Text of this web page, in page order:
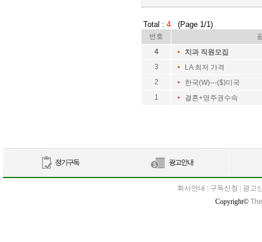
Total : 4 (Page 1/1)
번호
4
치과 직원모집
3
LA 최저 가격
2
한국(W)---($)미국
1
결혼+영주권수속
회사안내 구독신청
광고
Copyright©